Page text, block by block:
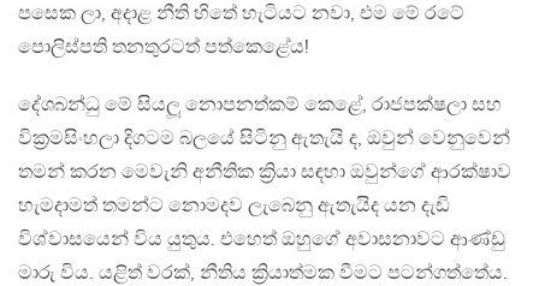
පසෙක ලා, අදාළ නීති හිතේ හැටියට නවා, එම මේ රටේ
පොලිස්පති තනතුරටත් පත්කෙළේය!
දේශබන්ධු මේ සියලූ නොපනත්කම් කෙළේ, රාජපක්ෂලා සහ
වික්‍රමසිංහලා දිගටම බලයේ සිටිනු ඇතැයි ද, ඔවුන් වෙනුවෙන්
තමන් කරන මෙවැනි අනීතික ක්‍රියා සඳහා ඔවුන්ගේ ආරක්ෂාව
හැමදාමත් තමන්ට නොමදව ලැබෙනු ඇතැයිද යන දැඩි
විශ්වාසයෙන් විය යුතුය. එහෙත් ඔහුගේ අවාසනාවට ආණ්ඩු
මාරු විය. යළිත් වරක්, නීතිය ක්‍රියාත්මක වීමට පටන්ගත්තේය.